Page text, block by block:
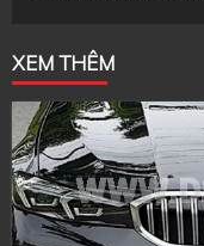
XEM THÊM